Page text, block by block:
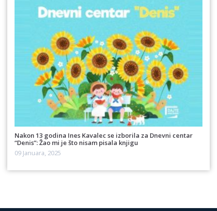
Nakon 13 godina Ines Kavalec se izborila za Dnevni centar
“Denis”: Žao mi je što nisam pisala knjigu
09 Januara, 2025